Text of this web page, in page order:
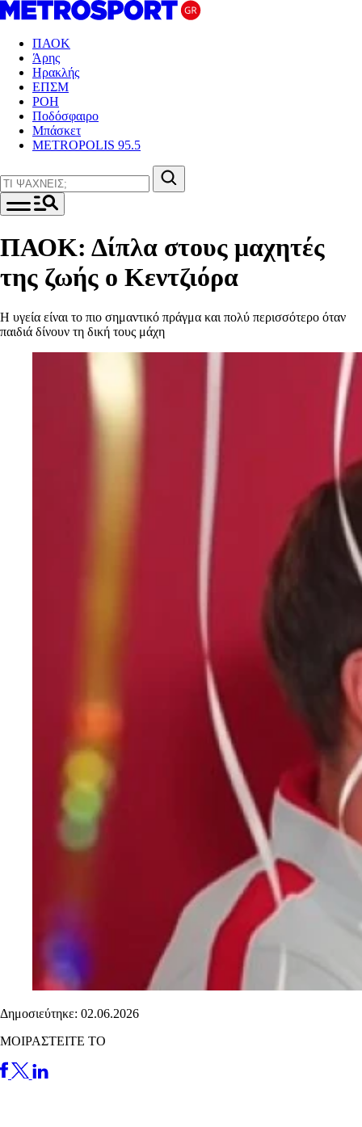
ΠΑΟΚ
Άρης
Ηρακλής
ΕΠΣΜ
ΡΟΗ
Ποδόσφαιρο
Μπάσκετ
METROPOLIS 95.5
ΠΑΟΚ: Δίπλα στους μαχητές
της ζωής ο Κεντζιόρα
Η υγεία είναι το πιο σημαντικό πράγμα και πολύ περισσότερο όταν
παιδιά δίνουν τη δική τους μάχη
Δημοσιεύτηκε: 02.06.2026
ΜΟΙΡΑΣΤΕΙΤΕ ΤΟ